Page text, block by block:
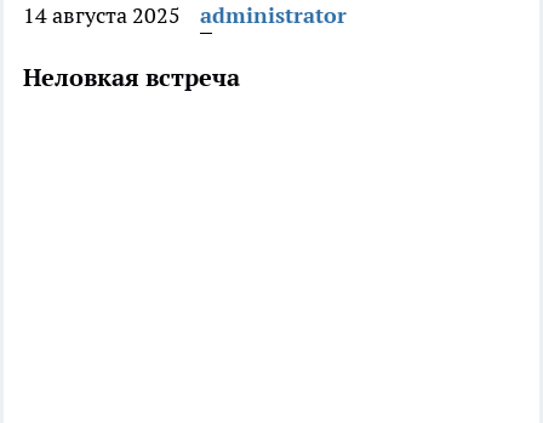
14 августа 2025 administrator
Неловкая встреча